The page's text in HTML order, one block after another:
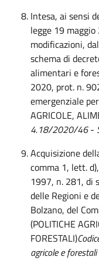
Intesa, ai sensi
legge 19
modificazioni,
schema di
alimentari e
2020, prot. n.
emergenziale
AGRICOLE,
4.18/2020/46-
Acquisizione
comma 1, lett.
1997, n. 281, di
delle Regioni e
Bolzano, del
(POLITICHE
FORESTALI)
agricole e forestali